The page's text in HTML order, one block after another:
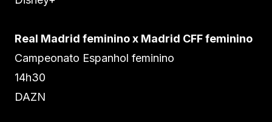
Real Madrid feminino x Madrid CFF feminino
Campeonato Espanhol feminino
14h30
DAZN